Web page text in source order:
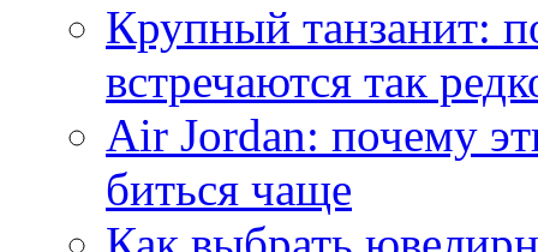
Крупный танзанит:
встречаются так
Air Jordan: почему
биться чаще